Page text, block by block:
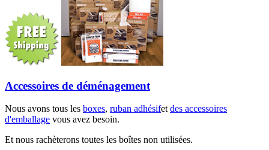
Accessoires de déménagement
Nous avons tous les boxes, ruban adhésifet des accessoires
d'emballage vous avez besoin.
Et nous rachèterons toutes les boîtes non utilisées.